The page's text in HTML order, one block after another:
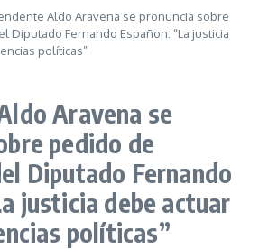
Aldo Aravena se pronuncia sobre
Diputado Fernando Españon: “La justicia
políticas”
Aravena se
pedido de
Diputado Fernando
justicia debe actuar
políticas”